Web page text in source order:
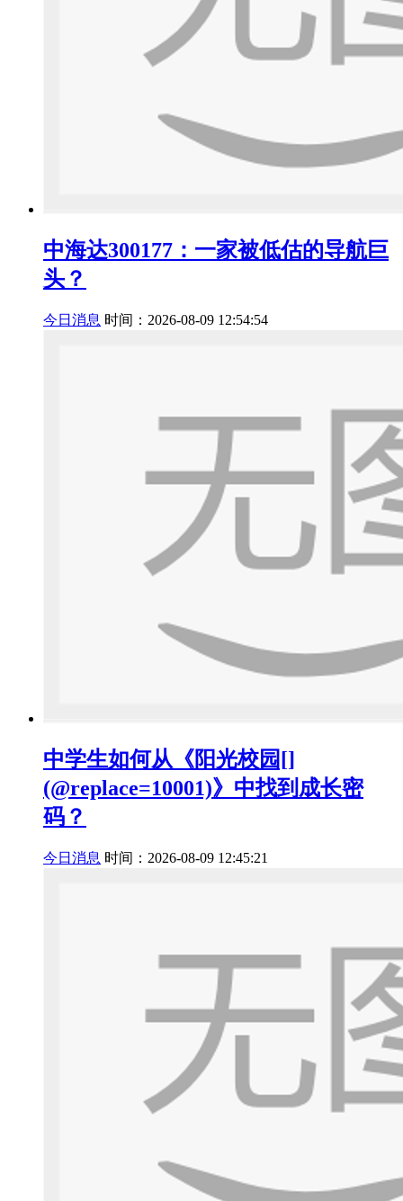
中海达300177：一家被低估的导航巨
头？
今日消息 时间：2026-08-09 12:54:54
中学生如何从《阳光校园[]
(@replace=10001)》中找到成长密
码？
今日消息 时间：2026-08-09 12:45:21